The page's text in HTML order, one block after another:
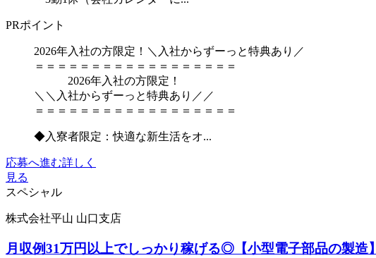
PRポイント
2026年入社の方限定！＼入社からずーっと特典あり／
＝＝＝＝＝＝＝＝＝＝＝＝＝＝＝＝＝＝
2026年入社の方限定！
＼＼入社からずーっと特典あり／／
＝＝＝＝＝＝＝＝＝＝＝＝＝＝＝＝＝＝
◆入寮者限定：快適な新生活をオ...
応募へ進む詳しく
見る
スペシャル
株式会社平山 山口支店
月収例31万円以上でしっかり稼げる◎【小型電子部品の製